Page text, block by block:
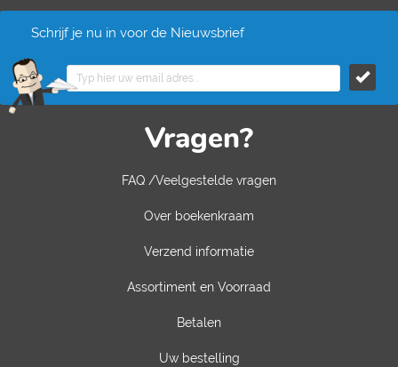
Schrijf je nu in voor de Nieuwsbrief
Vragen?
FAQ /Veelgestelde vragen
Over boekenkraam
Verzend informatie
Assortiment en Voorraad
Betalen
Uw bestelling